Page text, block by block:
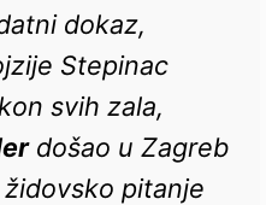
dokaz,
Stepinac
svih zala,
došao u Zagreb
pitanje